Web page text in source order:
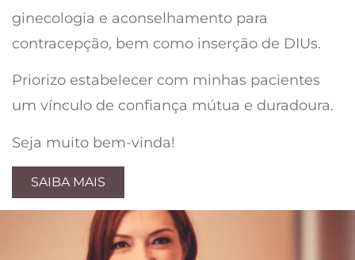
ginecologia e aconselhamento para
contracepção, bem como inserção de DIUs.
Priorizo estabelecer com minhas pacientes
um vínculo de confiança mútua e duradoura.
Seja muito bem-vinda!
SAIBA MAIS